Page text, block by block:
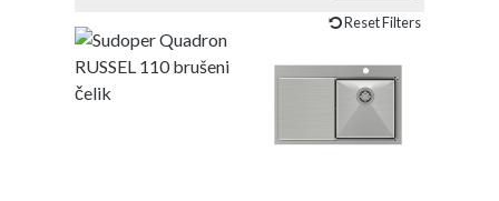
Reset Filters